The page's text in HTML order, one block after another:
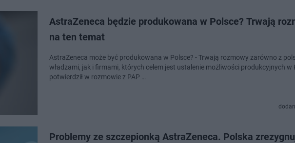
AstraZeneca będzie produkowana w Polsce? Trwają
na ten temat
AstraZeneca może być produkowana w Polsce? - Trwają rozmowy zarówno z
władzami, jak i firmami, których celem jest ustalenie możliwości produkcyjnych w
Problemy ze szczepionką AstraZeneca. Polska